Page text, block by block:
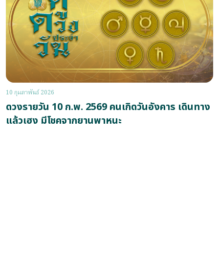
10 กุมภาพันธ์ 2026
ดวงรายวัน 10 ก.พ. 2569 คนเกิดวันอังคาร เดินทาง
แล้วเฮง มีโชคจากยานพาหนะ